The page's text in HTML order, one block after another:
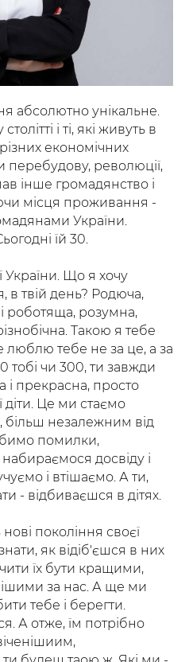
абсолютно унікальне.
і ті, які живуть в
економічних
перебудову, революції,
інше громадянство і
місця проживання -
України.
їй 30.
Що я хочу
в твій день? Родюча,
і роботяща, розумна,
Такою я тебе
люблю тебе не за це, а за
чи 300, ти завжди
прекрасна, просто
Це ми стаємо
незалежним від
помилки,
досвіду і
і втішаємо. А ти,
- відбиваєшся в дітях.
покоління своєї
як відіб'єшся в них
їх бути кращими,
за нас. А ще ми
тебе і берегти.
А отже, їм потрібно